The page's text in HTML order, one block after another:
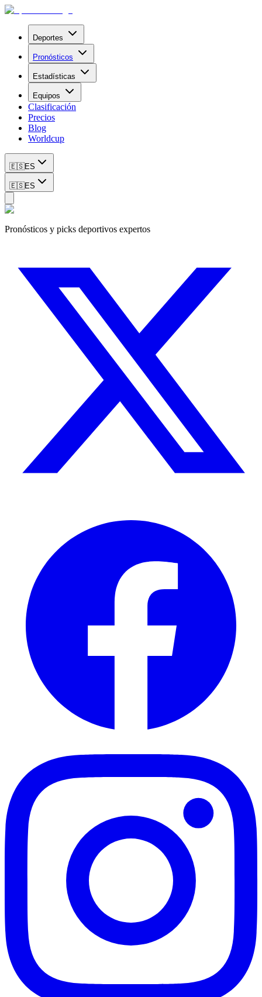
Deportes
Pronósticos
Estadísticas
Equipos
Clasificación
Precios
Blog
Worldcup
🇪🇸ES
🇪🇸ES
Pronósticos y picks deportivos expertos